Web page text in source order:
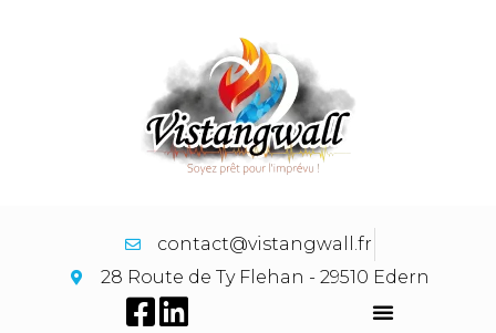
contact@vistangwall.fr
28 Route de Ty Flehan - 29510 Edern